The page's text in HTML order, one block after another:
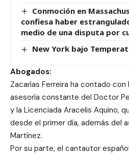
Conmoción en
confiesa haber
medio de una disputa por
New York bajo
Abogados:
Zacarías Ferreira ha contado
asesoría constante del Doctor
y la Licenciada Aracelis Aquino,
desde el primer día, además del
Martínez.
Por su parte, el cantautor